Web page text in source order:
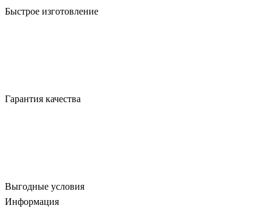
Быстрое изготовление
Гарантия качества
Выгодные условия
Информация